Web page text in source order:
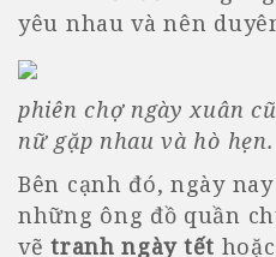
yêu nhau và nên
phiên chợ ngày xuân
nữ gặp nhau và hò hẹn.
Bên cạnh đó, ngày
những ông đồ quần
vẽtranh ngày tết hoặc